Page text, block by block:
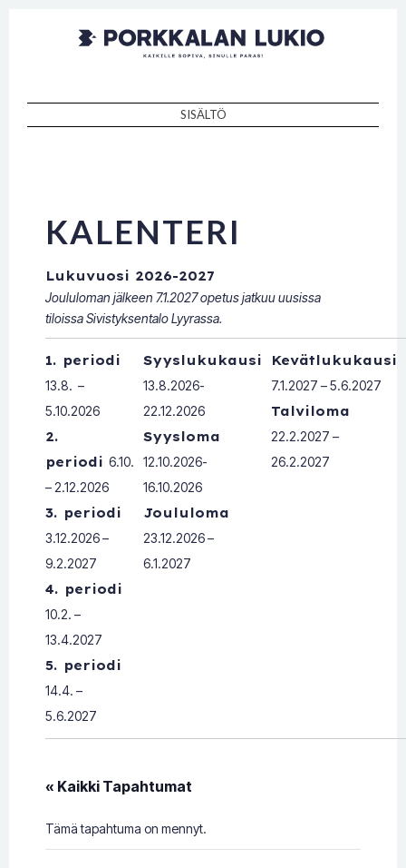
Porkkalan
lukio
Kaikille sopiva, sinulle paras!
SISÄLTÖ
KALENTERI
Lukuvuosi 2026-2027
Joululoman jälkeen 7.1.2027 opetus jatkuu uusissa
tiloissa Sivistyksentalo Lyyrassa.
1. periodi
13.8. –
5.10.2026
2.
periodi 6.10.
– 2.12.2026
3. periodi
3.12.2026 –
9.2.2027
4. periodi
10.2. –
13.4.2027
5. periodi
14.4. –
5.6.2027
Syyslukukausi
13.8.2026-
22.12.2026
Syysloma
12.10.2026-
16.10.2026
Joululoma
23.12.2026 –
6.1.2027
Kevätlukukausi
7.1.2027 – 5.6.2027
Talviloma
22.2.2027 –
26.2.2027
« Kaikki Tapahtumat
Tämä tapahtuma on mennyt.